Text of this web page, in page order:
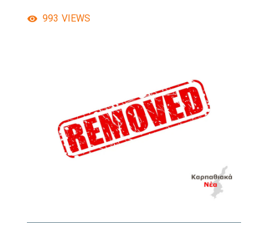
993 VIEWS